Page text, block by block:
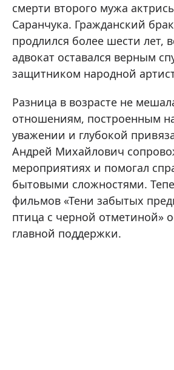
смерти второго мужа
Саранчука. Гражданский
продлился более шести лет,
адвокат оставался верным
защитником народной
Разница в возрасте не
отношениям, построенным
уважении и глубокой
Андрей Михайлович
мероприятиях и помогал
бытовыми сложностями.
фильмов «Тени забытых
птица с черной отметиной»
главной поддержки.